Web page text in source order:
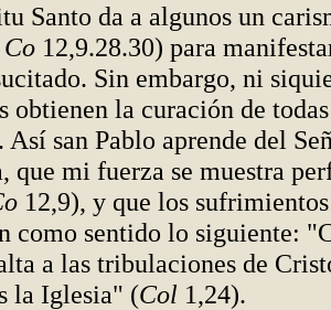
Santo da a algunos un
Co 12,9.28.30) para
Sin embargo, ni
obtienen la curación de
Así san Pablo aprende del
que mi fuerza se muestra
12,9), y que los
como sentido lo siguiente:
a las tribulaciones de
la Iglesia" (Col 1,24).